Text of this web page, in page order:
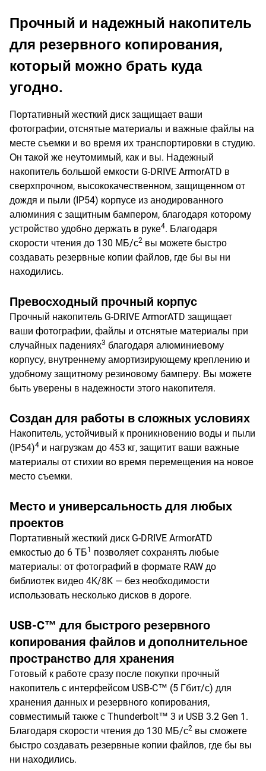
Прочный и надежный накопитель
для резервного копирования,
который можно брать куда
угодно.
Портативный жесткий диск защищает ваши
фотографии, отснятые материалы и важные файлы на
месте съемки и во время их транспортировки в студию.
Он такой же неутомимый, как и вы. Надежный
накопитель большой емкости G-DRIVE ArmorATD в
сверхпрочном, высококачественном, защищенном от
дождя и пыли (IP54) корпусе из анодированного
алюминия с защитным бампером, благодаря которому
устройство удобно держать в руке4. Благодаря
скорости чтения до 130 МБ/с2 вы можете быстро
создавать резервные копии файлов, где бы вы ни
находились.
Превосходный прочный корпус
Прочный накопитель G-DRIVE ArmorATD защищает
ваши фотографии, файлы и отснятые материалы при
случайных падениях3 благодаря алюминиевому
корпусу, внутреннему амортизирующему креплению и
удобному защитному резиновому бамперу. Вы можете
быть уверены в надежности этого накопителя.
Создан для работы в сложных условиях
Накопитель, устойчивый к проникновению воды и пыли
(IP54)4 и нагрузкам до 453 кг, защитит ваши важные
материалы от стихии во время перемещения на новое
место съемки.
Место и универсальность для любых
проектов
Портативный жесткий диск G-DRIVE ArmorATD
емкостью до 6 ТБ1
позволяет сохранять любые
материалы: от фотографий в формате RAW до
библиотек видео 4K/8K — без необходимости
использовать несколько дисков в дороге.
USB-C™ для быстрого резервного
копирования файлов и дополнительное
пространство для хранения
Готовый к работе сразу после покупки прочный
накопитель с интерфейсом USB-C™ (5 Гбит/с) для
хранения данных и резервного копирования,
совместимый также с Thunderbolt™ 3 и USB 3.2 Gen 1.
Благодаря скорости чтения до 130 МБ/с2 вы сможете
быстро создавать резервные копии файлов, где бы вы
ни находились.